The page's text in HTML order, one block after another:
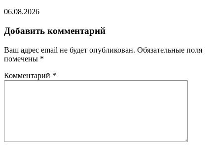
06.08.2026
Добавить комментарий
Ваш адрес email не будет опубликован. Обязательные поля
помечены *
Комментарий *